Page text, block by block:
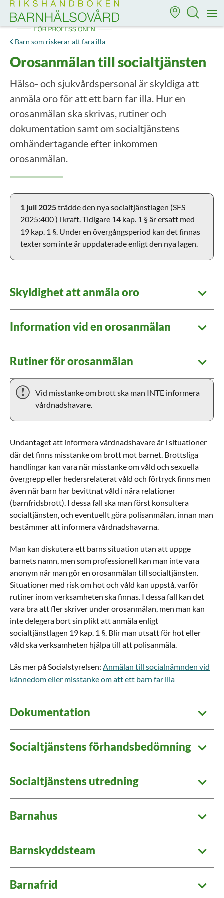
Till startsidan för Rikshandboken i barnhälsovård
Barn som riskerar att fara illa
Orosanmälan till socialtjänsten
Hälso- och sjukvårdspersonal är skyldiga att
anmäla oro för att ett barn far illa. Hur en
orosanmälan ska skrivas, rutiner och
dokumentation samt om socialtjänstens
omhändertagande efter inkommen
orosanmälan.
1 juli 2025trädde den nya socialtjänstlagen (SFS
2025:400 ) i kraft. Tidigare 14 kap. 1 § är ersatt med
19 kap. 1 §. Under en övergångsperiod kan det finnas
texter som inte är uppdaterade enligt den nya lagen.
Skyldighet att anmäla oro
Information vid en orosanmälan
Rutiner för orosanmälan
Vid misstanke om brott ska man INTE informera
vårdnadshavare.
Undantaget att informera vårdnadshavare är i situationer
där det finns misstanke om brott mot barnet. Brottsliga
handlingar kan vara när misstanke om våld och sexuella
övergrepp eller hedersrelaterat våld och förtryck finns men
även när barn har bevittnat våld i nära relationer
(barnfridsbrott). I dessa fall ska man först konsultera
socialtjänsten, och eventuellt göra polisanmälan, innan man
bestämmer att informera vårdnadshavarna.
Man kan diskutera ett barns situation utan att uppge
barnets namn, men som professionell kan man inte vara
anonym när man gör en orosanmälan till socialtjänsten.
Situationer med risk om hot och våld kan uppstå, varför
rutiner inom verksamheten ska finnas. I dessa fall kan det
vara bra att fler skriver under orosanmälan, men man kan
inte delegera bort sin plikt att anmäla enligt
socialtjänstlagen 19 kap. 1 §. Blir man utsatt för hot eller
våld ska verksamheten hjälpa till att polisanmäla.
Läs mer på Socialstyrelsen: Anmälan till socialnämnden vid
kännedom eller misstanke om att ett barn far illa
Dokumentation
Socialtjänstens förhandsbedömning
Socialtjänstens utredning
Barnahus
Barnskyddsteam
Barnafrid